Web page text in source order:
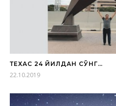
ТЕХАС 24 ЙИЛДАН СЎНГ…
22.10.2019